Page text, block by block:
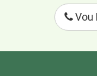
Vou